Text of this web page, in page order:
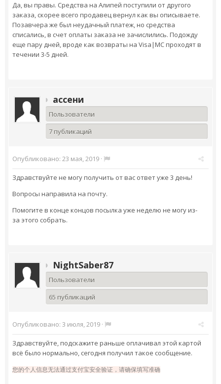
Да, вы правы. Средства на Алипей поступили от другого
заказа, скорее всего продавец вернул как вы описываете.
Позавчера же был неудачный платеж, но средства
списались, в счет оплаты заказа не зачислились. Подожду
еще пару дней, вроде как возвраты на Visa|MC проходят в
течении 3-5 дней.
ассени
Пользователи
7 публикаций
Опубликовано: 23 мая, 2019 ·
Здравствуйте не могу получить от вас ответ уже 3 день!
Вопросы направила на почту.
Помогите в конце концов посылка уже неделю не могу из-
за этого собрать.
NightSaber87
Пользователи
65 публикаций
Опубликовано: 3 июля, 2019 ·
Здравствуйте, подскажите раньше оплачивал этой картой
всё было нормально, сегодня получил такое сообщение.
您的个人信息无法通过支付宝安全验证，请确保填写准确